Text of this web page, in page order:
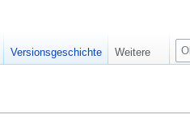
Versionsgeschichte Weitere
S
u